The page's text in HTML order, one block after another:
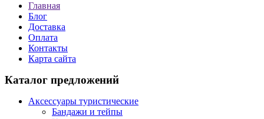
Главная
Блог
Доставка
Оплата
Контакты
Карта сайта
Каталог предложений
Аксессуары туристические
Бандажи и тейпы